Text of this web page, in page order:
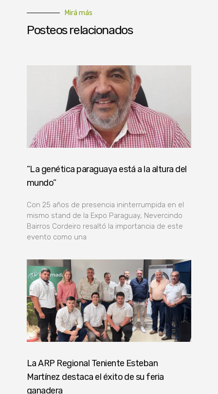
Mirá más
Posteos relacionados
“La genética paraguaya está a la altura del
mundo”
Con 25 años de presencia ininterrumpida en el
mismo stand de la Expo Paraguay, Nevercindo
Bairros Cordeiro resaltó la importancia de este
evento como una
La ARP Regional Teniente Esteban
Martínez destaca el éxito de su feria
ganadera